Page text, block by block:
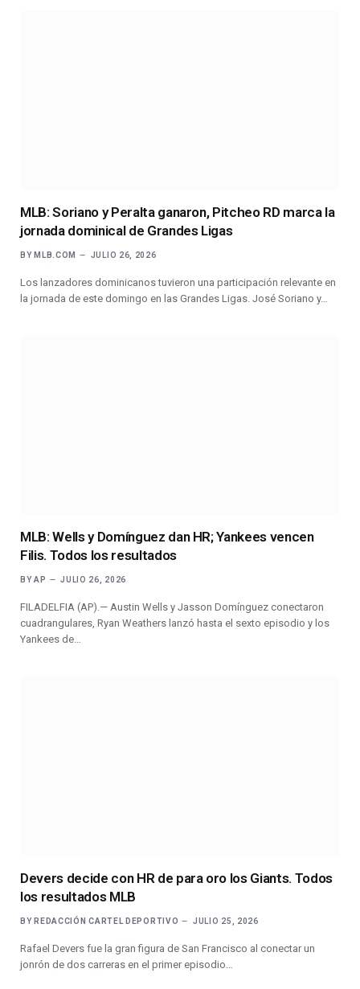
MLB: Soriano y Peralta ganaron, Pitcheo RD marca la
jornada dominical de Grandes Ligas
BY MLB.COM JULIO 26, 2026
Los lanzadores dominicanos tuvieron una participación relevante en
la jornada de este domingo en las Grandes Ligas. José Soriano y…
MLB: Wells y Domínguez dan HR; Yankees vencen
Filis. Todos los resultados
BY AP JULIO 26, 2026
FILADELFIA (AP).— Austin Wells y Jasson Domínguez conectaron
cuadrangulares, Ryan Weathers lanzó hasta el sexto episodio y los
Yankees de…
Devers decide con HR de para oro los Giants. Todos
los resultados MLB
BY REDACCIÓN CARTEL DEPORTIVO JULIO 25, 2026
Rafael Devers fue la gran figura de San Francisco al conectar un
jonrón de dos carreras en el primer episodio…